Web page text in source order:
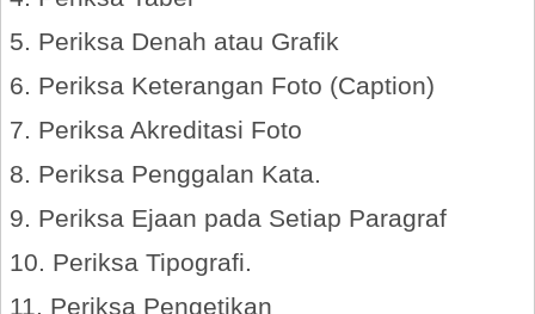
5. Periksa Denah atau Grafik
6. Periksa Keterangan Foto (Caption)
7. Periksa Akreditasi Foto
8. Periksa Penggalan Kata.
9. Periksa Ejaan pada Setiap Paragraf
10. Periksa Tipografi.
11. Periksa Pengetikan